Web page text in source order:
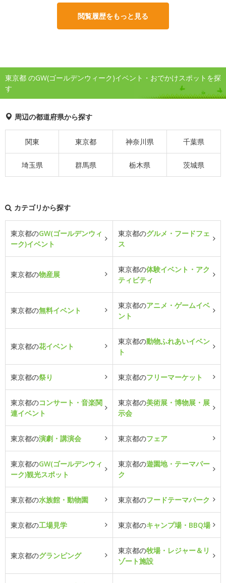
閲覧履歴をもっと見る
東京都 のGW(ゴールデンウィーク)イベント・おでかけスポットを探
す
周辺の都道府県から探す
関東 東京都 神奈川県 千葉県
埼玉県 群馬県 栃木県 茨城県
カテゴリから探す
東京都のGW(ゴールデンウィ
ーク)イベント
東京都のグルメ・フードフェ
ス
東京都の物産展
東京都の体験イベント・アク
ティビティ
東京都の無料イベント
東京都のアニメ・ゲームイベ
ント
東京都の花イベント
東京都の動物ふれあいイベン
ト
東京都の祭り 東京都のフリーマーケット
東京都のコンサート・音楽関
連イベント
東京都の美術展・博物展・展
示会
東京都の演劇・講演会 東京都のフェア
東京都のGW(ゴールデンウィ
ーク)観光スポット
東京都の遊園地・テーマパー
ク
東京都の水族館・動物園 東京都のフードテーマパーク
東京都の工場見学 東京都のキャンプ場・BBQ場
東京都のグランピング
東京都の牧場・レジャー＆リ
ゾート施設